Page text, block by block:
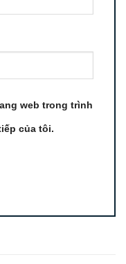
web trong trình
của tôi.